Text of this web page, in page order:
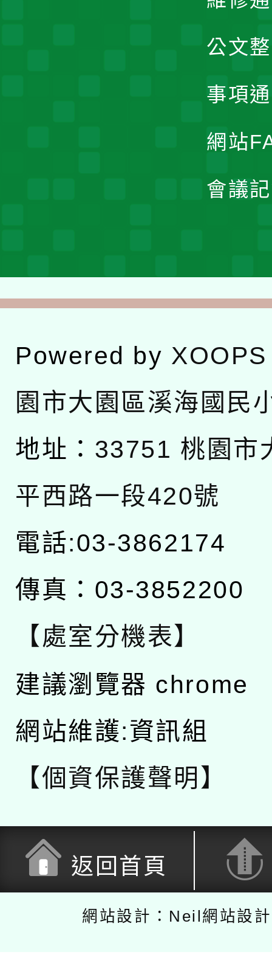
公文
事項
網站
會議
Powered by XOOPS
園市大園區溪海國民
地址： 33751 桃園市
平西路一段420號
電話:03-3862174
傳真：03-3852200
【處室分機表】
建議瀏覽器 chrome
網站維護:資訊組
【個資保護聲明】
返回首頁
網站設計：Neil網站設